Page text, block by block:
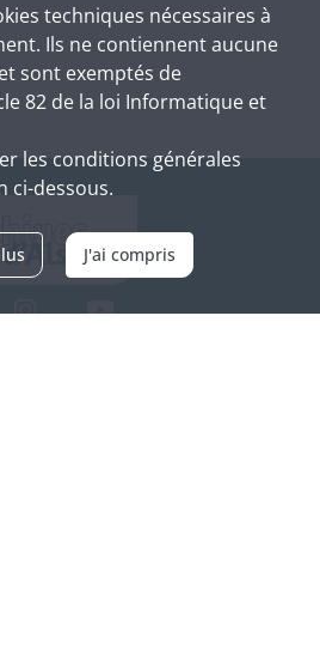
techniques nécessaires à
Ils ne contiennent aucune
sont exemptés de
82 de la loi Informatique et
les conditions générales
ci-dessous.
J'ai compris